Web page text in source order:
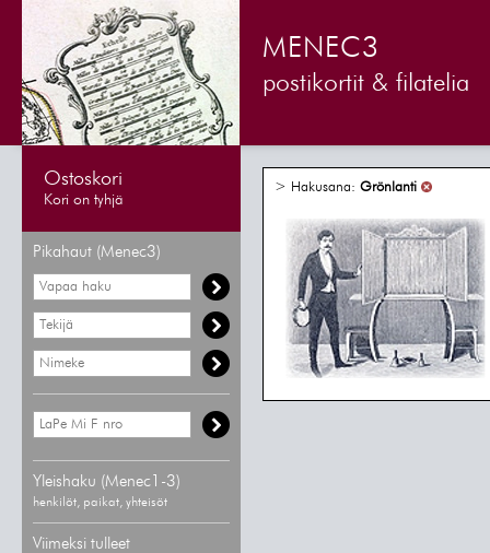
MENEC3
postikortit & filatelia
Ostoskori
Kori on tyhjä
Pikahaut (Menec3)
Yleishaku (Menec1-3)
henkilöt, paikat, yhteisöt
Viimeksi tulleet
> Hakusana: Grönlanti